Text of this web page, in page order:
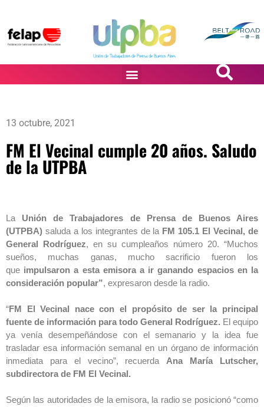
13 octubre, 2021
FM El Vecinal cumple 20 años. Saludo
de la UTPBA
La Unión de Trabajadores de Prensa de Buenos Aires
(UTPBA) saluda a los integrantes de la FM 105.1 El Vecinal, de
General Rodríguez, en su cumpleaños número 20. “Muchos
sueños, muchas ganas, mucho sacrificio fueron los
que impulsaron a esta emisora a ir ganando espacios en la
consideración popular”, expresaron desde la radio.
“FM El Vecinal nace con el propósito de ser la principal
fuente de información para todo General Rodríguez. El equipo
ya venía desempeñándose con el semanario y la idea fue
trasladar esa información semanal en un órgano de información
inmediata para el vecino”, recuerda Ana María Lutscher,
subdirectora de FM El Vecinal.
Según las autoridades de la emisora, la radio se posicionó “como